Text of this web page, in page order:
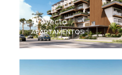
Proyecto
APARTAMENTOS